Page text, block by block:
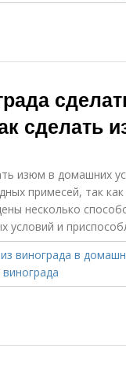
сделать
изюм в домашних
примесей, так
несколько
условий и